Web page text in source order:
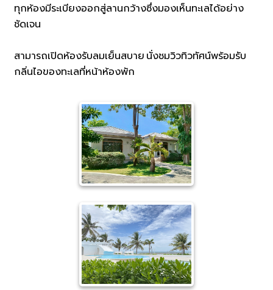
ทุกห้องมีระเบียงออกสู่ลานกว้างซึ่งมองเห็นทะเลได้อย่าง
ชัดเจน
สามารถเปิดห้องรับลมเย็นสบาย นั่งชมวิวทิวทัศน์พร้อมรับ
กลิ่นไอของทะเลที่หน้าห้องพัก